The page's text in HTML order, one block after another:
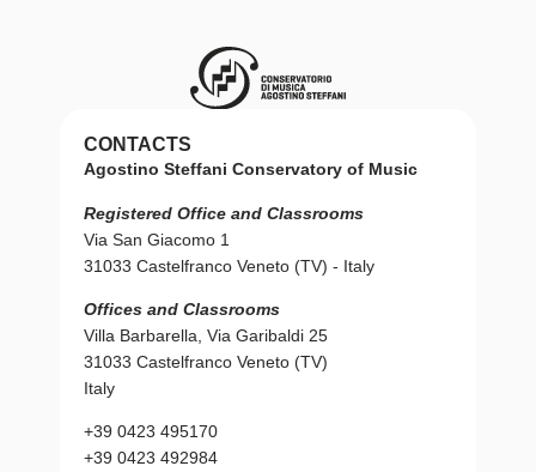
CONTACTS
Agostino Steffani Conservatory of Music
Registered Office and Classrooms
Via San Giacomo 1
31033 Castelfranco Veneto (TV) - Italy
Offices and Classrooms
Villa Barbarella, Via Garibaldi 25
31033 Castelfranco Veneto (TV)
Italy
+39 0423 495170
+39 0423 492984